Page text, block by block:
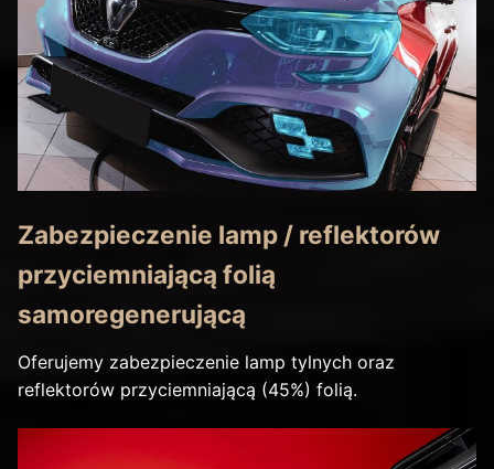
Zabezpieczenie lamp / reflektorów
przyciemniającą folią
samoregenerującą
Oferujemy zabezpieczenie lamp tylnych oraz
reflektorów przyciemniającą (45%) folią.